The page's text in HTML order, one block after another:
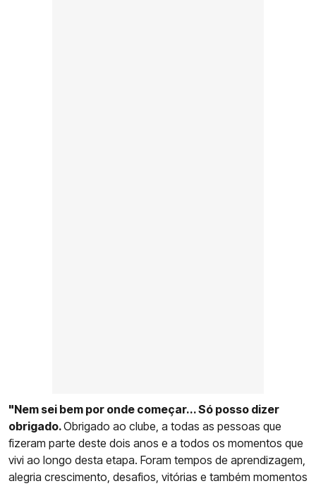
"Nem sei bem por onde começar... Só posso dizer
obrigado.Obrigado ao clube, a todas as pessoas que
fizeram parte deste dois anos e a todos os momentos que
vivi ao longo desta etapa. Foram tempos de aprendizagem,
alegria crescimento, desafios, vitórias e também momentos